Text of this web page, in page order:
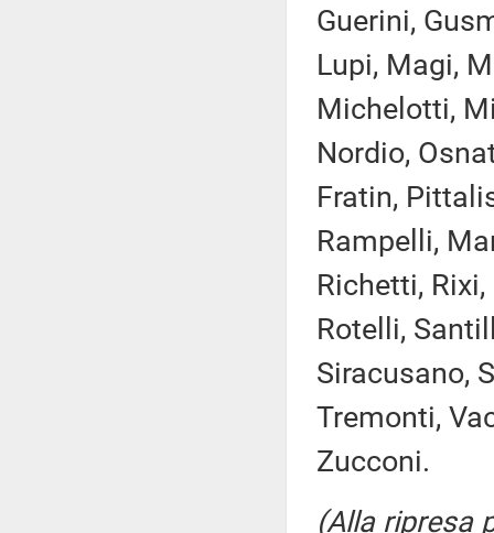
Guerini,
Lupi, Magi,
Michelotti,
Nordio,
Fratin,
Rampelli,
Richetti,
Rotelli,
Siracusano,
Tremonti,
Zucconi.
(Alla ripresa